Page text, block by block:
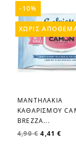
favorite_border
ΜΑΝΤΗΛΑΚΙΑ
ΚΑΘΑΡΙΣΜΟΥ
BREZZA...
4,90 € 4,41 €
-10%
ΧΩΡΊΣ